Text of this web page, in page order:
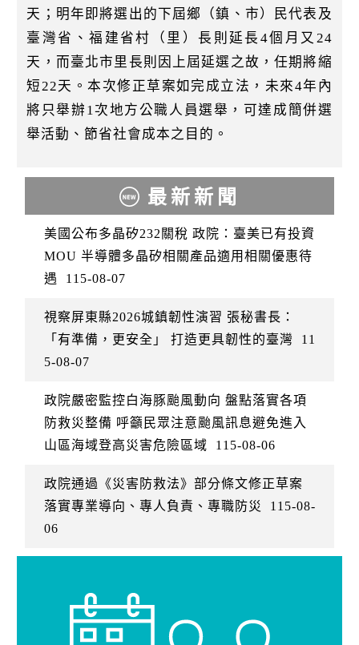
天；明年即將選出的下屆鄉（鎮、市）民代表及
臺灣省、福建省村（里）長則延長4個月又24
天，而臺北市里長則因上屆延選之故，任期將縮
短22天。本次修正草案如完成立法，未來4年內
將只舉辦1次地方公職人員選舉，可達成簡併選
舉活動、節省社會成本之目的。
最新新聞
美國公布多晶矽232關稅 政院：臺美已有投資
MOU 半導體多晶矽相關產品適用相關優惠待
遇
115-08-07
視察屏東縣2026城鎮韌性演習 張秘書長：
「有準備，更安全」 打造更具韌性的臺灣
11
5-08-07
政院嚴密監控白海豚颱風動向 盤點落實各項
防救災整備 呼籲民眾注意颱風訊息避免進入
山區海域登高災害危險區域
115-08-06
政院通過《災害防救法》部分條文修正草案
落實專業導向、專人負責、專職防災
115-08-
06